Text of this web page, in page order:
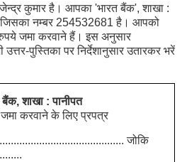
कुमार है। आपका 'भारत बैंक', शाखा :
जिसका नम्बर 254532681 है। आपको
जमा करवाने हैं। इस अनुसार
पुस्तिका पर निर्देशानुसार उतारकर भरें
बैंक, शाखा : पानीपत
करवाने के लिए प्रपत्र
जोकि